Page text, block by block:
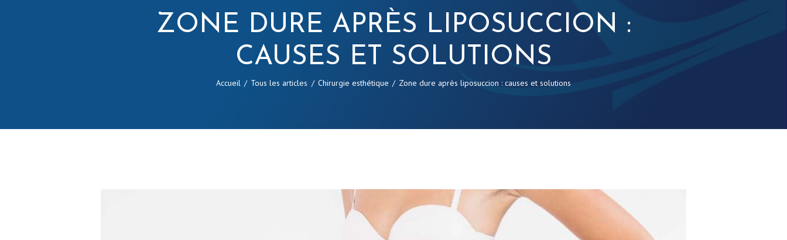
ZONE DURE APRÈS LIPOSUCCION :
CAUSES ET SOLUTIONS
Accueil Tous les articles Chirurgie esthétique Zone dure après liposuccion : causes et solutions